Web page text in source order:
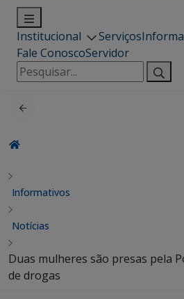
Institucional Serviços
Fale ConoscoServidor
Pesquisar
por:
Informativos
Notícias
Duas mulheres são presas pela
de drogas